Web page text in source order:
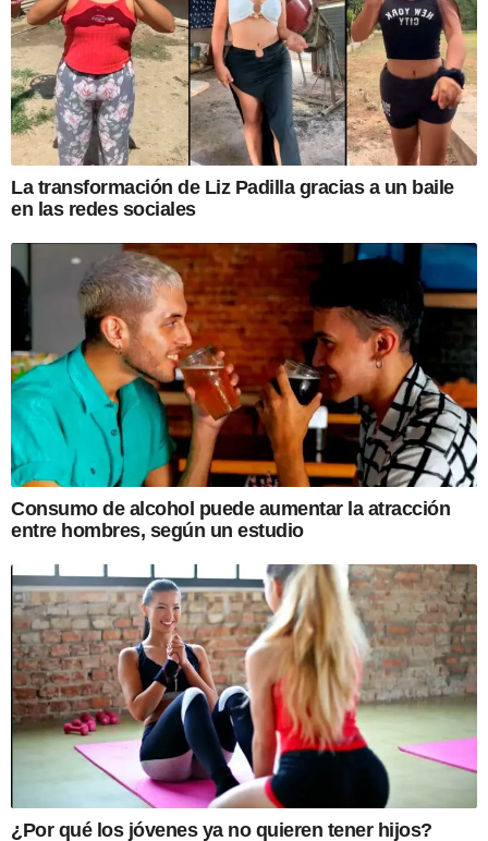
La transformación de Liz Padilla gracias a un baile
en las redes sociales
Consumo de alcohol puede aumentar la atracción
entre hombres, según un estudio
¿Por qué los jóvenes ya no quieren tener hijos?